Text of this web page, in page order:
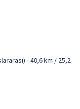
- 40,6 km / 25,2